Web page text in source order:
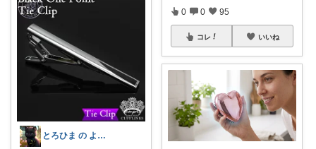
とろひま の よろず屋～お得な商品たち～
0 0 95
コレ いいね